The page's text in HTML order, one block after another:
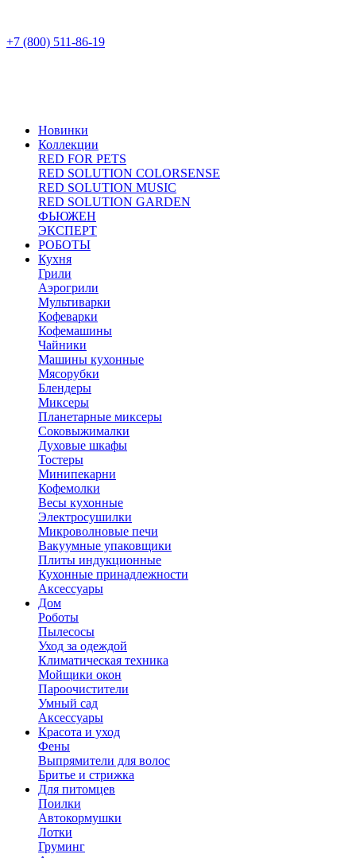
+7 (800) 511-86-19
Новинки
Коллекции
RED FOR PETS
RED SOLUTION COLORSENSE
RED SOLUTION MUSIC
RED SOLUTION GARDEN
ФЬЮЖЕН
ЭКСПЕРТ
РОБОТЫ
Кухня
Грили
Аэрогрили
Мультиварки
Кофеварки
Кофемашины
Чайники
Машины кухонные
Мясорубки
Блендеры
Миксеры
Планетарные миксеры
Соковыжималки
Духовые шкафы
Тостеры
Минипекарни
Кофемолки
Весы кухонные
Электросушилки
Микроволновые печи
Вакуумные упаковщики
Плиты индукционные
Кухонные принадлежности
Аксессуары
Дом
Роботы
Пылесосы
Уход за одеждой
Климатическая техника
Мойщики окон
Пароочистители
Умный сад
Аксессуары
Красота и уход
Фены
Выпрямители для волос
Бритье и стрижка
Для питомцев
Поилки
Автокормушки
Лотки
Груминг